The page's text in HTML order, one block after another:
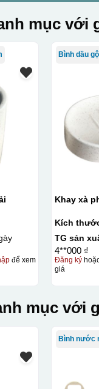
mục với
để xem
Bình dầu
Khay xà
Kích
TG sản
4**000 ₫
Đăng ký
giá
mục với
Bình nước